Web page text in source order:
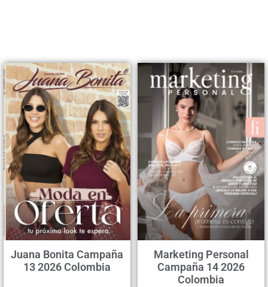
Juana Bonita Campaña
13 2026 Colombia
Marketing Personal
Campaña 14 2026
Colombia